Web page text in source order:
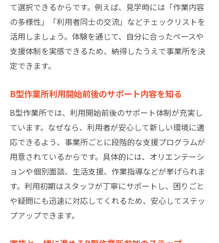
て選択できるからです。例えば、見学時には「作業内容
の多様性」「利用者同士の交流」などチェックリストを
活用しましょう。体験を通じて、自分に合ったペースや
支援体制を実感できるため、納得したうえで事業所を決
定できます。
B型作業所利用開始前後のサポート内容を知る
B型作業所では、利用開始前後のサポート体制が充実し
ています。なぜなら、利用者が安心して新しい環境に適
応できるよう、事業所ごとに段階的な支援プログラムが
用意されているからです。具体的には、オリエンテーシ
ョンや個別面談、生活支援、作業指導などが挙げられま
す。利用初期はスタッフが丁寧にサポートし、困りごと
や疑問にも迅速に対応してくれるため、安心してステッ
プアップできます。